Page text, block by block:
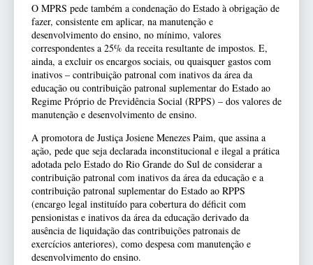
O MPRS pede também a condenação do Estado à obrigação de
fazer, consistente em aplicar, na manutenção e
desenvolvimento do ensino, no mínimo, valores
correspondentes a 25% da receita resultante de impostos. E,
ainda, a excluir os encargos sociais, ou quaisquer gastos com
inativos – contribuição patronal com inativos da área da
educação ou contribuição patronal suplementar do Estado ao
Regime Próprio de Previdência Social (RPPS) – dos valores de
manutenção e desenvolvimento de ensino.
A promotora de Justiça Josiene Menezes Paim, que assina a
ação, pede que seja declarada inconstitucional e ilegal a prática
adotada pelo Estado do Rio Grande do Sul de considerar a
contribuição patronal com inativos da área da educação e a
contribuição patronal suplementar do Estado ao RPPS
(encargo legal instituído para cobertura do déficit com
pensionistas e inativos da área da educação derivado da
ausência de liquidação das contribuições patronais de
exercícios anteriores), como despesa com manutenção e
desenvolvimento do ensino.